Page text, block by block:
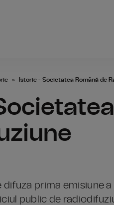
Istoric - Societatea Română de
difuza prima emisiune
public de